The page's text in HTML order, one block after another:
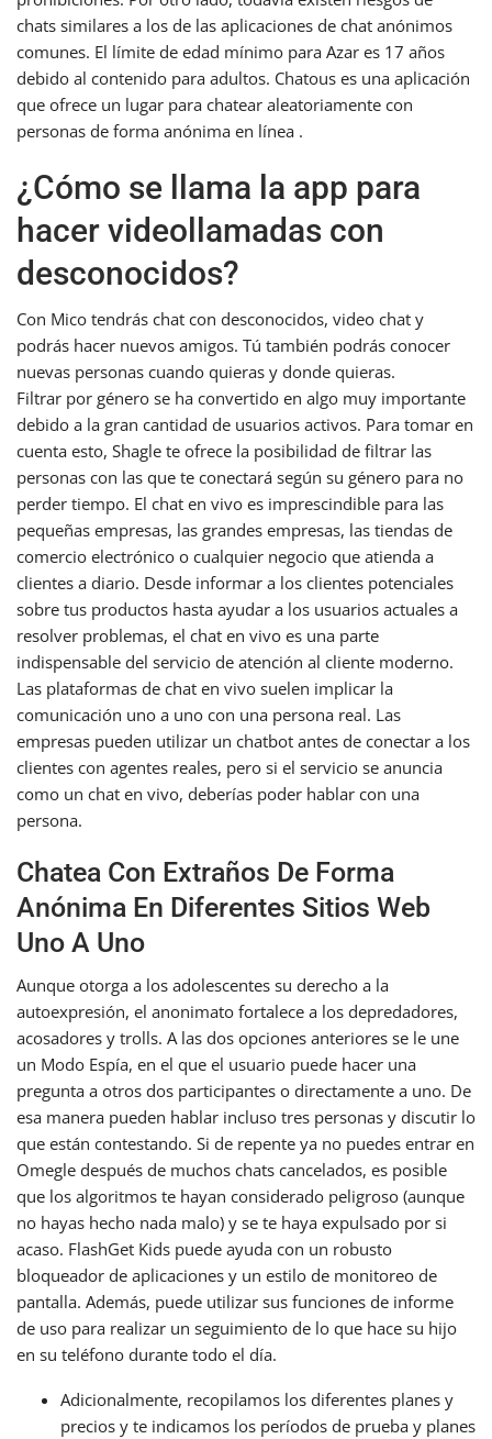
chats similares a los de las aplicaciones de chat anónimos
comunes. El límite de edad mínimo para Azar es 17 años
debido al contenido para adultos. Chatous es una aplicación
que ofrece un lugar para chatear aleatoriamente con
personas de forma anónima en línea .
¿Cómo se llama la app para
hacer videollamadas con
desconocidos?
Con Mico tendrás chat con desconocidos, video chat y
podrás hacer nuevos amigos. Tú también podrás conocer
nuevas personas cuando quieras y donde quieras.
Filtrar por género se ha convertido en algo muy importante
debido a la gran cantidad de usuarios activos. Para tomar en
cuenta esto, Shagle te ofrece la posibilidad de filtrar las
personas con las que te conectará según su género para no
perder tiempo. El chat en vivo es imprescindible para las
pequeñas empresas, las grandes empresas, las tiendas de
comercio electrónico o cualquier negocio que atienda a
clientes a diario. Desde informar a los clientes potenciales
sobre tus productos hasta ayudar a los usuarios actuales a
resolver problemas, el chat en vivo es una parte
indispensable del servicio de atención al cliente moderno.
Las plataformas de chat en vivo suelen implicar la
comunicación uno a uno con una persona real. Las
empresas pueden utilizar un chatbot antes de conectar a los
clientes con agentes reales, pero si el servicio se anuncia
como un chat en vivo, deberías poder hablar con una
persona.
Chatea Con Extraños De Forma
Anónima En Diferentes Sitios Web
Uno A Uno
Aunque otorga a los adolescentes su derecho a la
autoexpresión, el anonimato fortalece a los depredadores,
acosadores y trolls. A las dos opciones anteriores se le une
un Modo Espía, en el que el usuario puede hacer una
pregunta a otros dos participantes o directamente a uno. De
esa manera pueden hablar incluso tres personas y discutir lo
que están contestando. Si de repente ya no puedes entrar en
Omegle después de muchos chats cancelados, es posible
que los algoritmos te hayan considerado peligroso (aunque
no hayas hecho nada malo) y se te haya expulsado por si
acaso. FlashGet Kids puede ayuda con un robusto
bloqueador de aplicaciones y un estilo de monitoreo de
pantalla. Además, puede utilizar sus funciones de informe
de uso para realizar un seguimiento de lo que hace su hijo
en su teléfono durante todo el día.
Adicionalmente, recopilamos los diferentes planes y
precios y te indicamos los períodos de prueba y planes